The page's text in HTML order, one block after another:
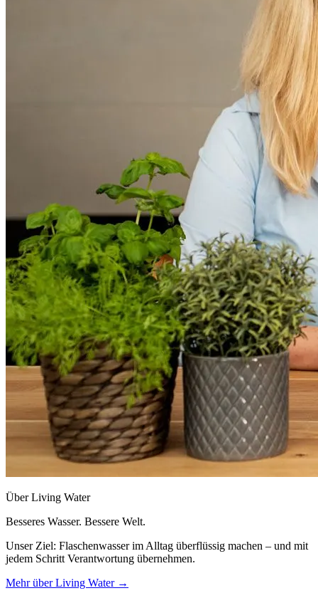
Über Living Water
Besseres Wasser. Bessere Welt.
Unser Ziel: Flaschenwasser im Alltag überflüssig machen – und mit
jedem Schritt Verantwortung übernehmen.
Mehr über Living Water →